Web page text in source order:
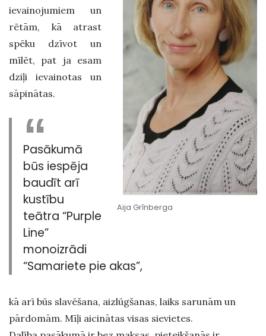
Aija Grīnberga
ievainojumiem un
rētām, kā atrast
spēku dzīvot un
mīlēt, pat ja esam
dziļi ievainotas un
sāpinātas.
Pasākumā
būs iespēja
baudīt arī
kustību
teātra “Purple
Line”
monoizrādi
“Samariete pie akas”,
kā arī būs slavēšana, aizlūgšanas, laiks sarunām un
pārdomām. Mīļi aicinātas visas sievietes.